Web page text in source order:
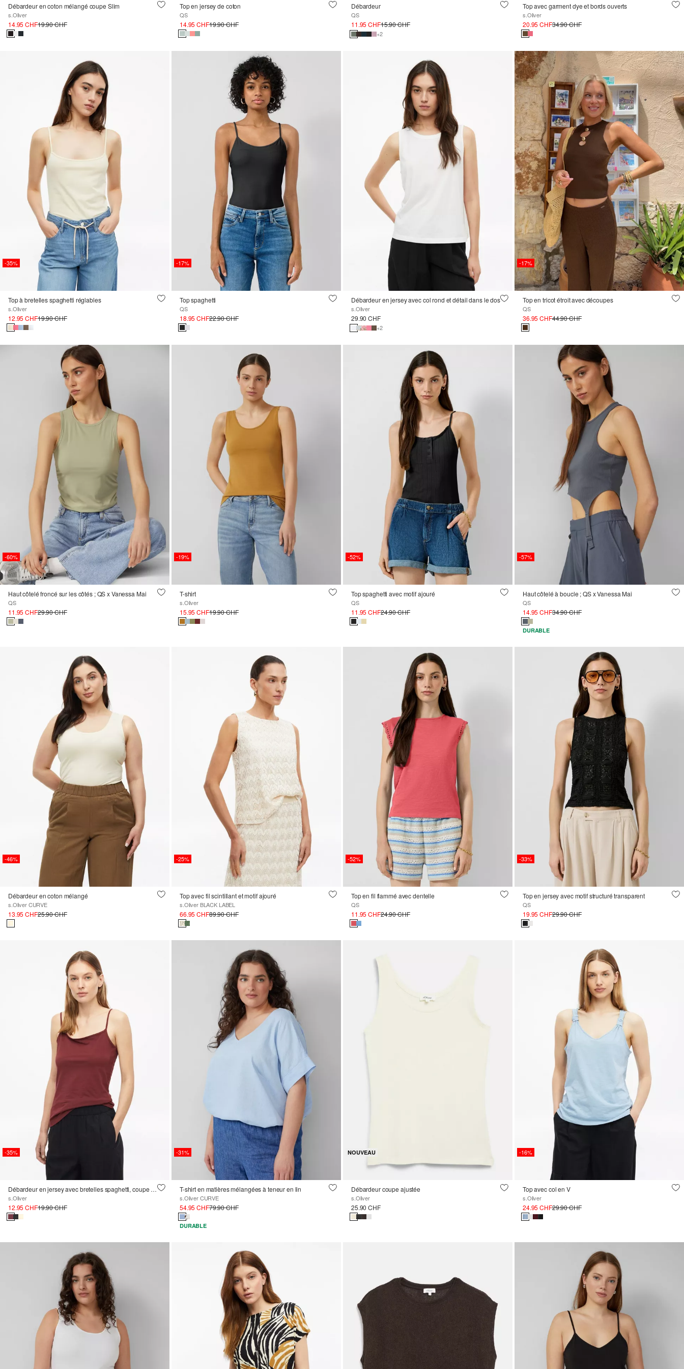
Débardeur en coton mélangé coupe Slim
s.Oliver
14.95 CHF19.90 CHF
Top en jersey de coton
QS
14.95 CHF19.90 CHF
Débardeur
QS
11.95 CHF15.90 CHF
+2
Top avec garment dye et bords ouverts
s.Oliver
20.95 CHF34.90 CHF
-35%
Top à bretelles spaghetti réglables
s.Oliver
12.95 CHF19.90 CHF
-17%
Top spaghetti
QS
18.95 CHF22.90 CHF
Débardeur en jersey avec col rond et détail dans le dos
s.Oliver
29.90 CHF
+2
-17%
Top en tricot étroit avec découpes
QS
36.95 CHF44.90 CHF
-60%
Haut côtelé froncé sur les côtés ; QS x Vanessa Mai
QS
11.95 CHF29.90 CHF
-19%
T-shirt
s.Oliver
15.95 CHF19.90 CHF
-52%
Top spaghetti avec motif ajouré
QS
11.95 CHF24.90 CHF
-57%
Haut côtelé à boucle ; QS x Vanessa Mai
QS
14.95 CHF34.90 CHF
DURABLE
-46%
Débardeur en coton mélangé
s.Oliver CURVE
13.95 CHF25.90 CHF
-25%
Top avec fil scintillant et motif ajouré
s.Oliver BLACK LABEL
66.95 CHF89.90 CHF
-52%
Top en fil flammé avec dentelle
QS
11.95 CHF24.90 CHF
-33%
Top en jersey avec motif structuré transparent
QS
19.95 CHF29.90 CHF
-35%
Débardeur en jersey avec bretelles spaghetti, coupe slim
s.Oliver
12.95 CHF19.90 CHF
-31%
T-shirt en matières mélangées à teneur en lin
s.Oliver CURVE
54.95 CHF79.90 CHF
DURABLE
NOUVEAU
Débardeur coupe ajustée
s.Oliver
25.90 CHF
-16%
Top avec col en V
s.Oliver
24.95 CHF29.90 CHF